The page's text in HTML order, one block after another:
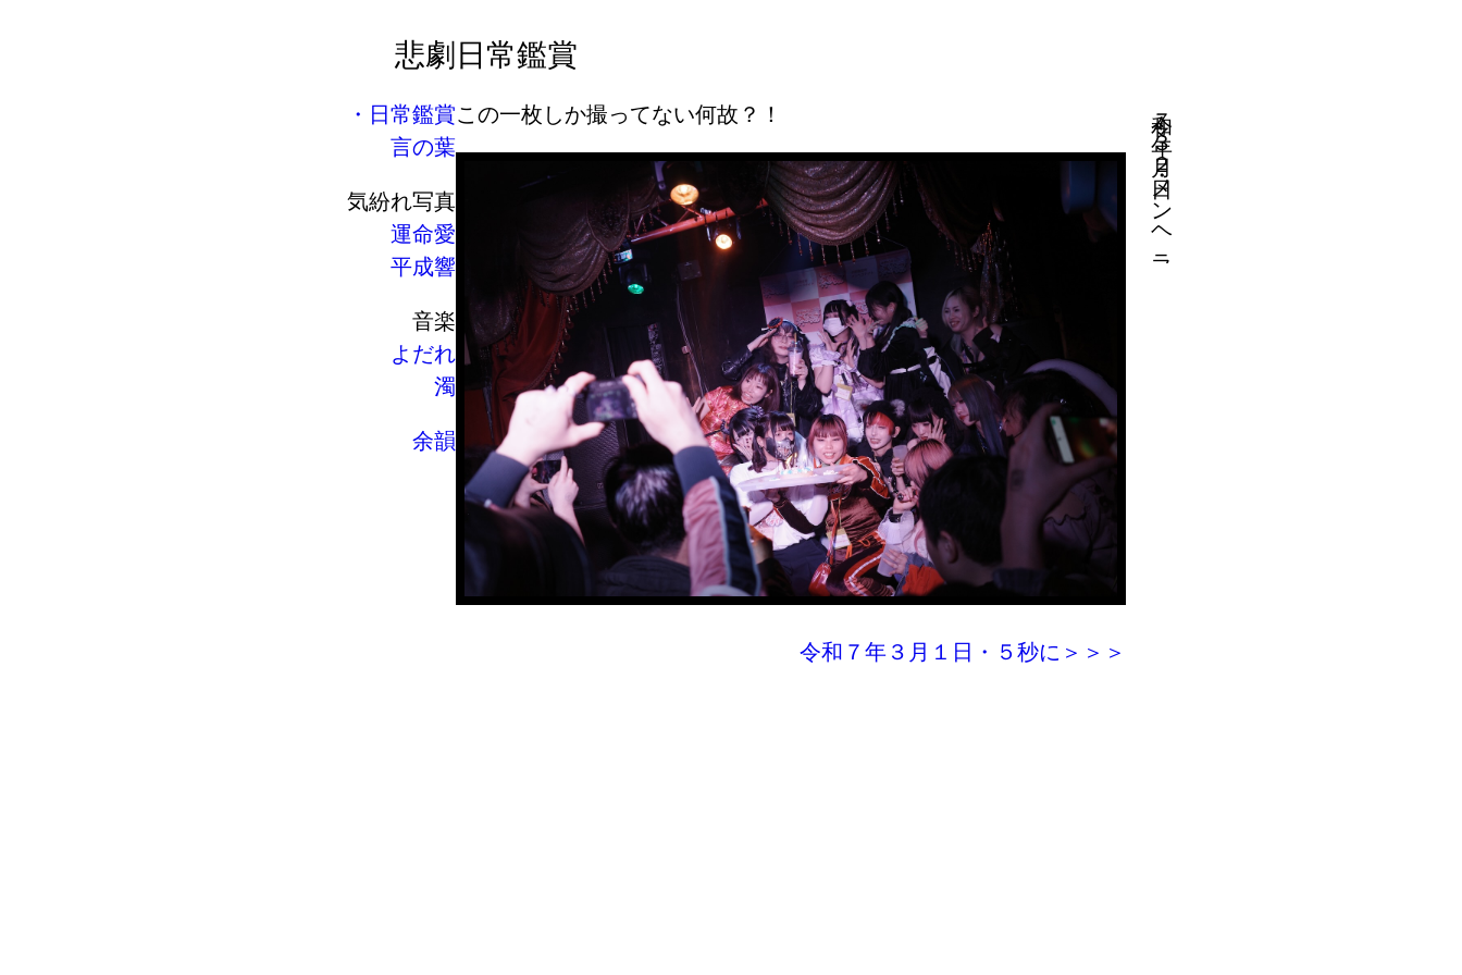
悲劇
日常鑑賞
言の葉
気紛れ写真
運命愛
平成響
音楽
よだれ
濁
余韻
日常鑑賞
令和７年３月２日・メンヘラ
この一枚しか撮ってない何故？！
令和７年３月１日・５秒に＞＞＞